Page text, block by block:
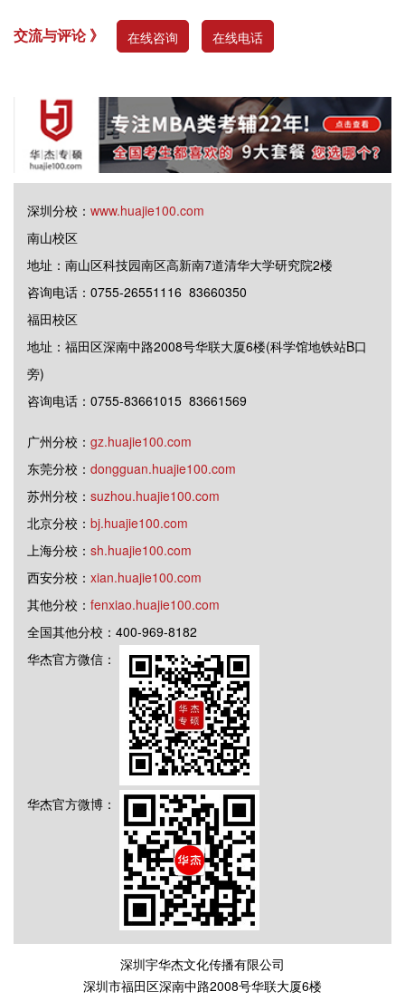
交流与评论 》 在线咨询 在线电话
深圳分校： www.huajie100.com
南山校区
地址：南山区科技园南区高新南7道清华大学研究院2楼
咨询电话：0755-26551116 83660350
福田校区
地址：福田区深南中路2008号华联大厦6楼(科学馆地铁站B口
旁)
咨询电话：0755-83661015 83661569
广州分校： gz.huajie100.com
东莞分校： dongguan.huajie100.com
苏州分校： suzhou.huajie100.com
北京分校： bj.huajie100.com
上海分校： sh.huajie100.com
西安分校： xian.huajie100.com
其他分校： fenxiao.huajie100.com
全国其他分校：400-969-8182
华杰官方微信：
华杰官方微博：
深圳宇华杰文化传播有限公司
深圳市福田区深南中路2008号华联大厦6楼